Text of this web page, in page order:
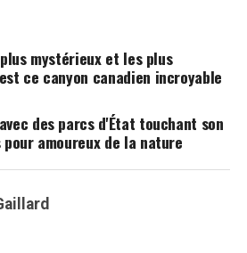
mystérieux et les plus
ce canyon canadien incroyable
des parcs d'État touchant son
amoureux de la nature